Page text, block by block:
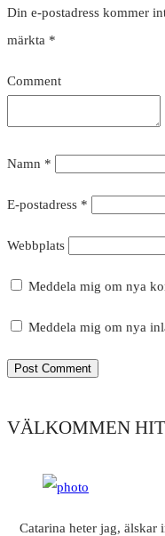
Din e-postadress kommer
märkta *
Comment
Namn *
E-postadress *
Webbplats
Meddela mig om nya
Meddela mig om nya
VÄLKOMMEN
Catarina heter jag,